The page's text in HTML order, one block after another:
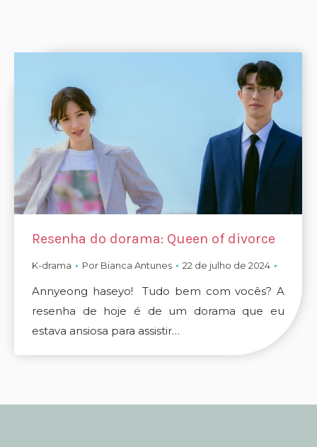
Resenha do dorama: Queen of divorce
K-drama Por Bianca Antunes 22 de julho de 2024
Annyeong haseyo! Tudo bem com vocês? A
resenha de hoje é de um dorama que eu
estava ansiosa para assistir…